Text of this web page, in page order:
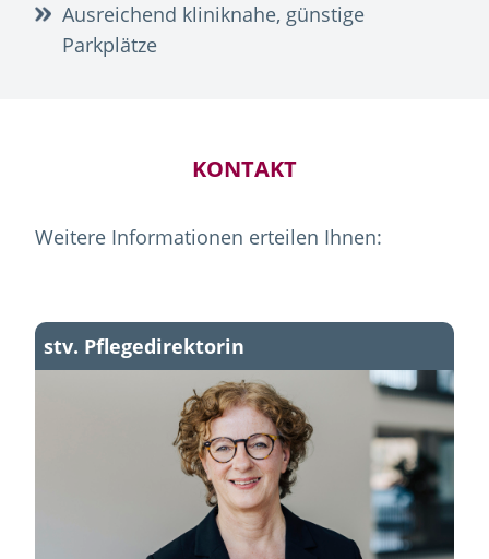
Ausreichend kliniknahe, günstige
Parkplätze
KONTAKT
Weitere Informationen erteilen Ihnen:
stv. Pflegedirektorin